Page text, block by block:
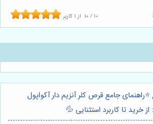
10 / 10 از 1 کاربر
جامع قرص کلر آنزیم دار آکواپول